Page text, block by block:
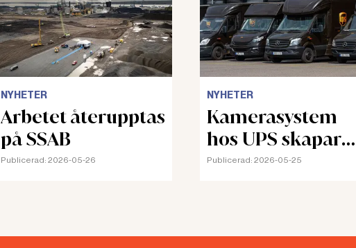
NYHETER
Arbetet återupptas
på SSAB
Publicerad: 2026-05-26
NYHETER
Kamerasystem
hos UPS skapar
stress och oro
Publicerad: 2026-05-25